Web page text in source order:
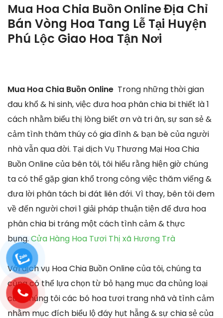
Mua Hoa Chia Buồn OnlineĐịa Chỉ
Bán Vòng Hoa Tang Lễ Tại Huyện
Phú Lộc Giao Hoa Tận Nơi
Mua Hoa Chia Buồn Online Trong những thời gian
đau khổ & hi sinh, việc đưa hoa phân chia bi thiết là 1
cách nhằm biểu thị lòng biết ơn và tri ân, sự san sẻ &
cảm tình thâm thúy có gia đình & bạn bè của người
nhà vẫn qua đời. Tại dịch Vụ Thương Mại Hoa Chia
Buồn Online của bên tôi, tôi hiểu rằng hiện giờ chúng
ta có thể gặp gian khổ trong công việc thăm viếng &
đưa lời phân tách bi đát liên đới. Vì thay, bên tôi đem
về đến người chơi 1 giải pháp thuận tiện để đưa hoa
phân chia bi tráng một cách tình cảm & thực
bụng.Cửa Hàng Hoa Tươi Thị xã Hương Trà
Với dịch vụ Hoa Chia Buồn Online của tôi, chúng ta
cũng có thể lựa chọn từ bỏ hạng mục đa chủng loại
của chúng tôi các bó hoa tươi trang nhã và tình cảm
nhằm mục đích biểu lộ đáy hụt hẫng & sự chia sẻ của